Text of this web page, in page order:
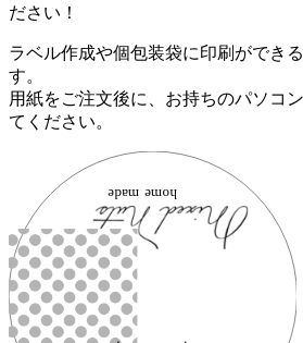
ださい！
ラベル作成や個包装袋に印刷ができ
す。
用紙をご注文後に、お持ちのパソコ
てください。